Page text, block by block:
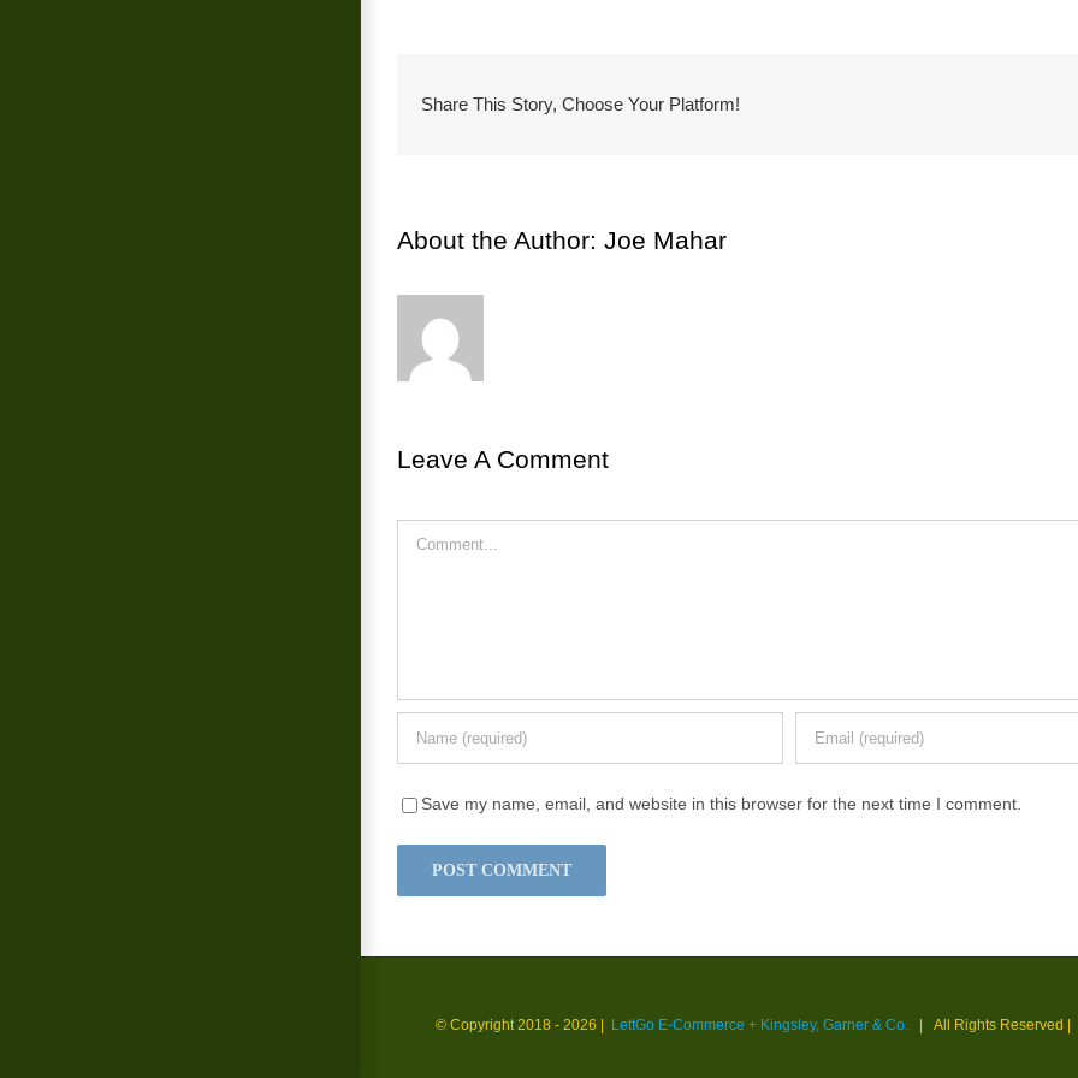
Share This Story, Choose Your Platform!
About the Author: Joe Mahar
Leave A Comment
Comment
Save my name, email, and website in this browser for the next time I comment.
© Copyright 2018 - 2026 | LettGo E-Commerce + Kingsley, Garner & Co.| All Rights Reserved